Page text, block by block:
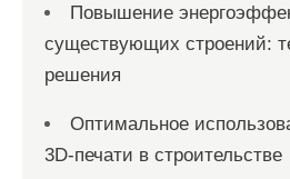
Повышение
существующих строений:
решения
Оптимальное
3D-печати в строительстве